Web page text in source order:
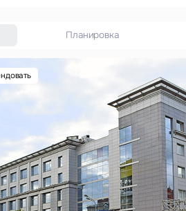
Складская недвижимость
консалтинг
и аналитика
проектами строительства
Планировка
Введен
Это